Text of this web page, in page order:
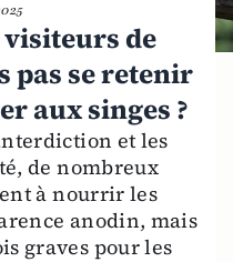
de
pas se retenir
aux singes ?
et les
de nombreux
à nourrir les
anodin, mais
graves pour les